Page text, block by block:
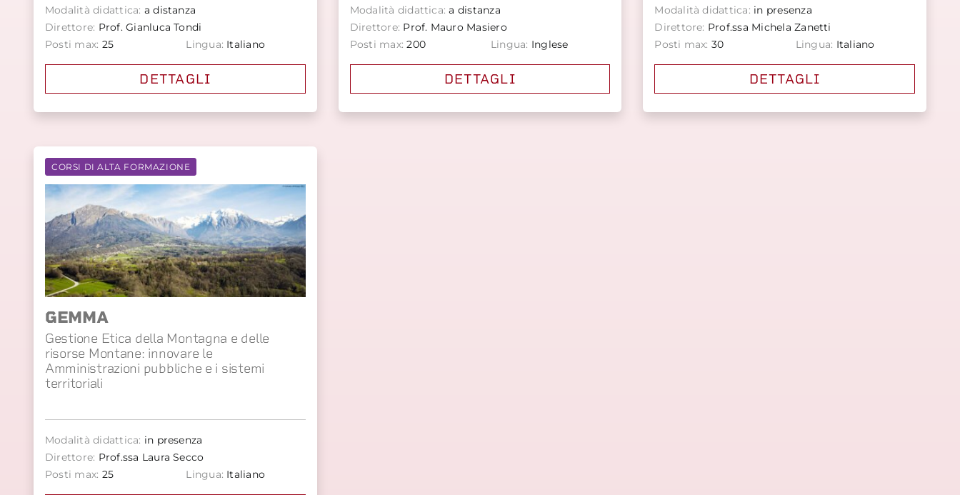
Modalità didattica: a distanza
Direttore: Prof. Gianluca Tondi
Posti max: 25 Lingua: Italiano
DETTAGLI
Modalità didattica: a distanza
Direttore: Prof. Mauro Masiero
Posti max: 200 Lingua: Inglese
DETTAGLI
Modalità didattica: in presenza
Direttore: Prof.ssa Michela Zanetti
Posti max: 30 Lingua: Italiano
DETTAGLI
CORSI DI ALTA FORMAZIONE
GEMMA
Gestione Etica della Montagna e delle
risorse Montane: innovare le
Amministrazioni pubbliche e i sistemi
territoriali
Modalità didattica: in presenza
Direttore: Prof.ssa Laura Secco
Posti max: 25 Lingua: Italiano